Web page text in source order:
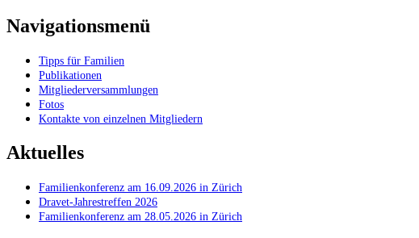
Navigationsmenü
Tipps für Familien
Publikationen
Mitgliederversammlungen
Fotos
Kontakte von einzelnen Mitgliedern
Aktuelles
Familienkonferenz am 16.09.2026 in Zürich
Dravet-Jahrestreffen 2026
Familienkonferenz am 28.05.2026 in Zürich